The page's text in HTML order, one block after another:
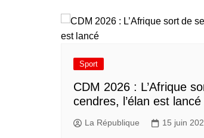
Sport
CDM 2026 : L’Afrique
cendres, l’élan est lancé
La République 15 juin